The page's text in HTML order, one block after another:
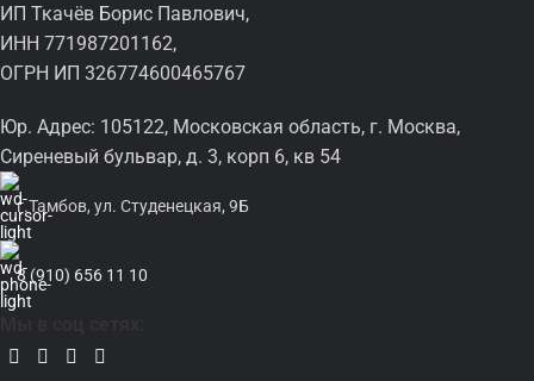
ИП Ткачёв Борис Павлович,
ИНН 771987201162,
ОГРН ИП 326774600465767
Юр. Адрес: 105122, Московская область, г. Москва,
Сиреневый бульвар, д. 3, корп 6, кв 54
г.Тамбов, ул. Студенецкая, 9Б
8 (910) 656 11 10